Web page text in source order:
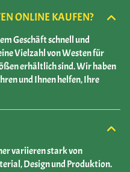
ONLINE KAUFEN?
Geschäft schnell und
Vielzahl von Westen für
erhältlich sind. Wir haben
und Ihnen helfen, Ihre
variieren stark von
Design und Produktion.